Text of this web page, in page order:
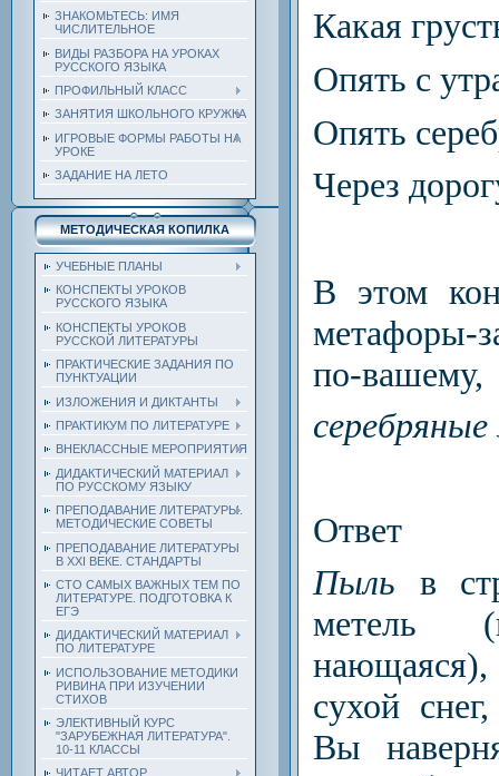
ЗНАКОМЬТЕСЬ: ИМЯ
ЧИСЛИТЕЛЬНОЕ
ВИДЫ РАЗБОРА НА УРОКАХ
РУССКОГО ЯЗЫКА
ПРОФИЛЬНЫЙ КЛАСС
ЗАНЯТИЯ ШКОЛЬНОГО КРУЖКА
ИГРОВЫЕ ФОРМЫ РАБОТЫ НА
УРОКЕ
ЗАДАНИЕ НА ЛЕТО
МЕТОДИЧЕСКАЯ КОПИЛКА
УЧЕБНЫЕ ПЛАНЫ
КОНСПЕКТЫ УРОКОВ
РУССКОГО ЯЗЫКА
КОНСПЕКТЫ УРОКОВ
РУССКОЙ ЛИТЕРАТУРЫ
ПРАКТИЧЕСКИЕ ЗАДАНИЯ ПО
ПУНКТУАЦИИ
ИЗЛОЖЕНИЯ И ДИКТАНТЫ
ПРАКТИКУМ ПО ЛИТЕРАТУРЕ
ВНЕКЛАССНЫЕ МЕРОПРИЯТИЯ
ДИДАКТИЧЕСКИЙ МАТЕРИАЛ
ПО РУССКОМУ ЯЗЫКУ
ПРЕПОДАВАНИЕ ЛИТЕРАТУРЫ.
МЕТОДИЧЕСКИЕ СОВЕТЫ
ПРЕПОДАВАНИЕ ЛИТЕРАТУРЫ
В XXI ВЕКЕ. СТАНДАРТЫ
СТО САМЫХ ВАЖНЫХ ТЕМ ПО
ЛИТЕРАТУРЕ. ПОДГОТОВКА К
ЕГЭ
ДИДАКТИЧЕСКИЙ МАТЕРИАЛ
ПО ЛИТЕРАТУРЕ
ИСПОЛЬЗОВАНИЕ МЕТОДИКИ
РИВИНА ПРИ ИЗУЧЕНИИ
СТИХОВ
ЭЛЕКТИВНЫЙ КУРС
"ЗАРУБЕЖНАЯ ЛИТЕРАТУРА".
10-11 КЛАССЫ
ЧИТАЕТ АВТОР
Какая
Опять с
Опять
Через
В этом
метафоры-
по-
серебряные
Ответ
Пыль в
метель
сухой
Вы